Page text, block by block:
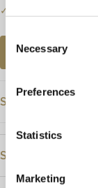
Consent
Selection
Necessary
Preferences
Statistics
Marketing
✓
AFSPRAAK
Specificaties
Prijs
Steendetails